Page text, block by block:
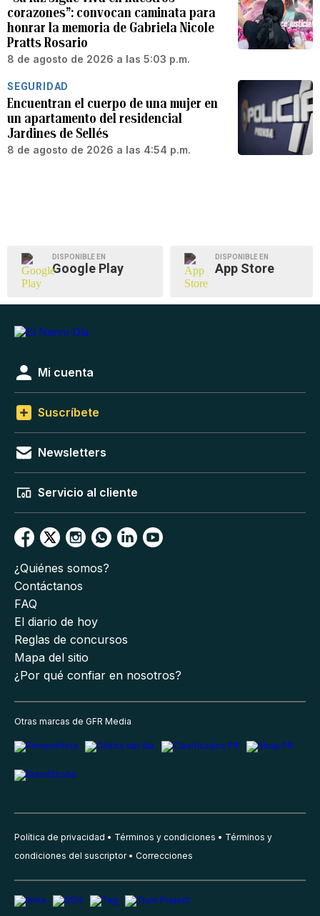
corazones”: convocan caminata para
honrar la memoria de Gabriela Nicole
Pratts Rosario
8 de agosto de 2026 a las 5:03 p.m.
SEGURIDAD
Encuentran el cuerpo de una mujer en
un apartamento del residencial
Jardines de Sellés
8 de agosto de 2026 a las 4:54 p.m.
DISPONIBLE EN
Google Play
DISPONIBLE EN
App Store
Mi cuenta
Suscríbete
Newsletters
Servicio al cliente
¿Quiénes somos?
Contáctanos
FAQ
El diario de hoy
Reglas de concursos
Mapa del sitio
¿Por qué confiar en nosotros?
Otras marcas de GFR Media
Política de privacidad Términos y condiciones
Términos y
condiciones del suscriptor
Correcciones